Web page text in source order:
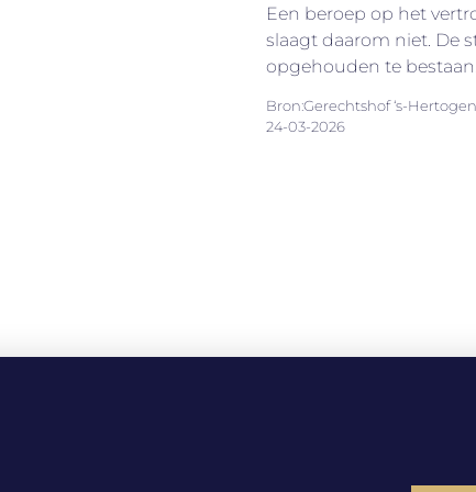
Een beroep op het
slaagt daarom niet. De
opgehouden te bestaan.
Bron:Gerechtshof ‘s-
24-03-2026